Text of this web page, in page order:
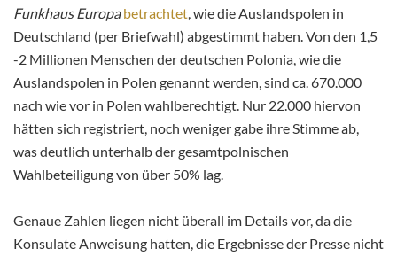
Funkhaus Europabetrachtet, wie die Auslandspolen in
Deutschland (per Briefwahl) abgestimmt haben. Von den 1,5
-2 Millionen Menschen der deutschen Polonia, wie die
Auslandspolen in Polen genannt werden, sind ca. 670.000
nach wie vor in Polen wahlberechtigt. Nur 22.000 hiervon
hätten sich registriert, noch weniger gabe ihre Stimme ab,
was deutlich unterhalb der gesamtpolnischen
Wahlbeteiligung von über 50% lag.
Genaue Zahlen liegen nicht überall im Details vor, da die
Konsulate Anweisung hatten, die Ergebnisse der Presse nicht